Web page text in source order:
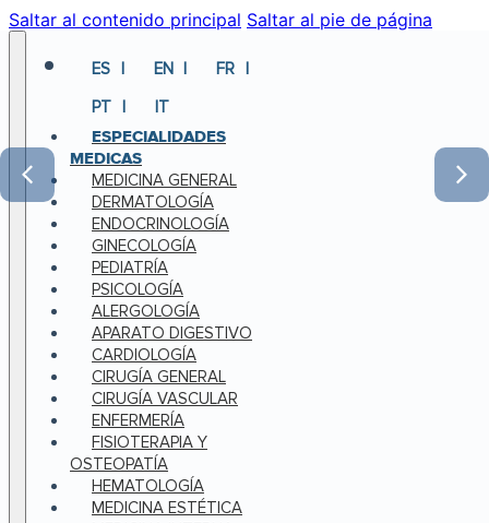
Saltar al contenido principal Saltar al pie de página
ES EN
FR
PT
IT
ESPECIALIDADES
MEDICAS
MEDICINA GENERAL
DERMATOLOGÍA
ENDOCRINOLOGÍA
GINECOLOGÍA
PEDIATRÍA
PSICOLOGÍA
ALERGOLOGÍA
APARATO DIGESTIVO
CARDIOLOGÍA
CIRUGÍA GENERAL
CIRUGÍA VASCULAR
ENFERMERÍA
FISIOTERAPIA Y
OSTEOPATÍA
HEMATOLOGÍA
MEDICINA ESTÉTICA